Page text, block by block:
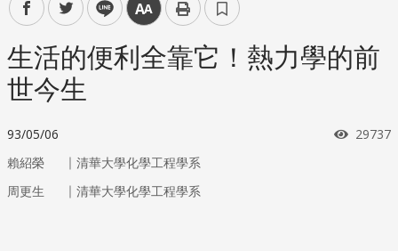
facebooktwitter line 中
生活的便利全靠它！熱力學的前
世今生
93/05/06 瀏覽次
29737
賴紹榮 ｜ 清華大學化學工程學系
周更生
｜ 清華大學化學工程學系